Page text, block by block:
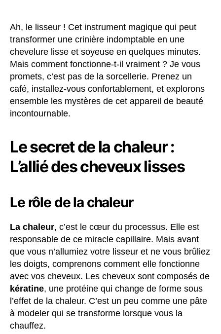
Ah, le lisseur ! Cet instrument magique qui peut
transformer une crinière indomptable en une
chevelure lisse et soyeuse en quelques minutes.
Mais comment fonctionne-t-il vraiment ? Je vous
promets, c’est pas de la sorcellerie. Prenez un
café, installez-vous confortablement, et explorons
ensemble les mystères de cet appareil de beauté
incontournable.
Le secret de la chaleur :
L’allié des cheveux lisses
Le rôle de la chaleur
La chaleur, c’est le cœur du processus. Elle est
responsable de ce miracle capillaire. Mais avant
que vous n’allumiez votre lisseur et ne vous brûliez
les doigts, comprenons comment elle fonctionne
avec vos cheveux. Les cheveux sont composés de
kératine, une protéine qui change de forme sous
l’effet de la chaleur. C’est un peu comme une pâte
à modeler qui se transforme lorsque vous la
chauffez.